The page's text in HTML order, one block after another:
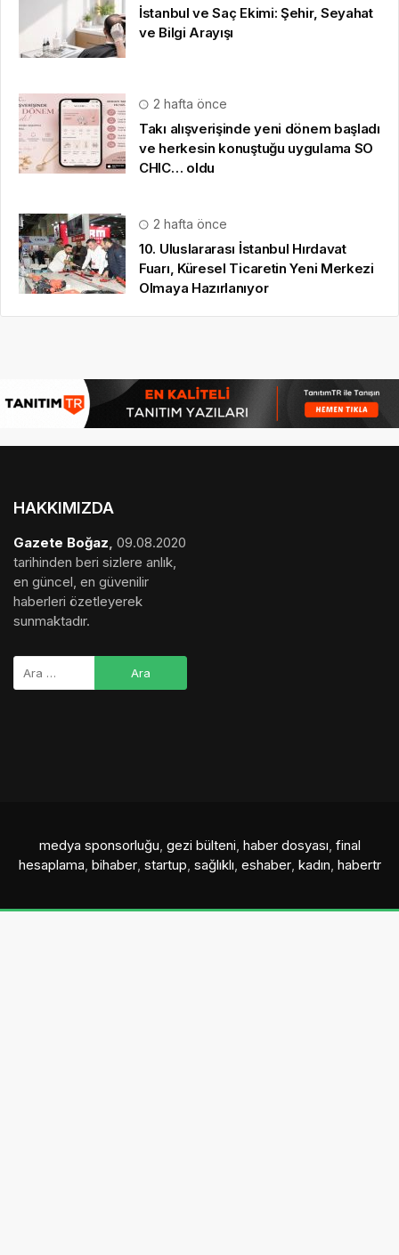
İstanbul ve Saç Ekimi: Şehir, Seyahat
ve Bilgi Arayışı
2 hafta önce
Takı alışverişinde yeni dönem başladı
ve herkesin konuştuğu uygulama SO
CHIC… oldu
2 hafta önce
10. Uluslararası İstanbul Hırdavat
Fuarı, Küresel Ticaretin Yeni Merkezi
Olmaya Hazırlanıyor
HAKKIMIZDA
Gazete Boğaz, 09.08.2020
tarihinden beri sizlere anlık,
en güncel, en güvenilir
haberleri özetleyerek
sunmaktadır.
medya sponsorluğu, gezi bülteni, haber dosyası, final
hesaplama, bihaber, startup, sağlıklı, eshaber, kadın, habertr